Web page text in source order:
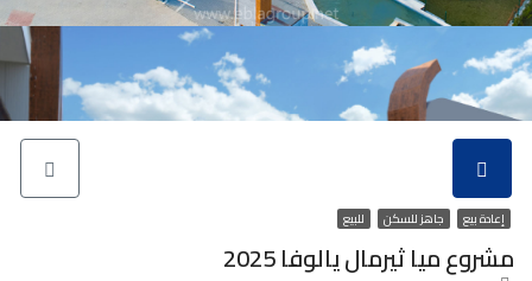
إعادة بيع جاهز للسكن للبيع
مشروع ميا ثيرمال يالوفا 2025